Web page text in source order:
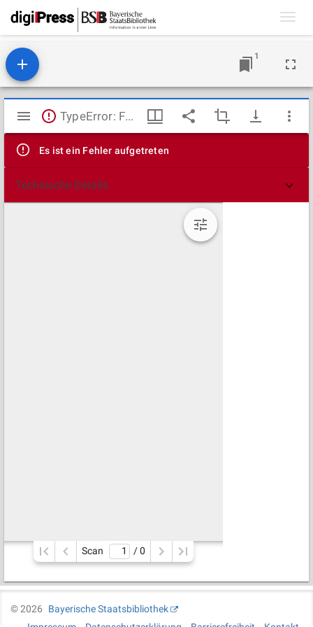
1
Mirador
Viewer
TypeError: Failed to fetch
Es ist ein Fehler aufgetreten
Technische Details
Scan / 0
©2026
Bayerische Staatsbibliothek